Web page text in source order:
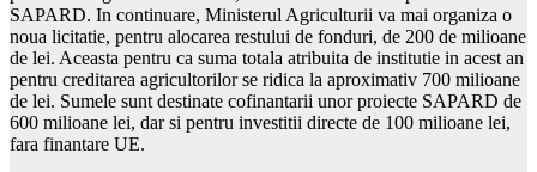
SAPARD. In continuare, Ministerul Agriculturii va mai organiza o
noua licitatie, pentru alocarea restului de fonduri, de 200 de milioane
de lei. Aceasta pentru ca suma totala atribuita de institutie in acest an
pentru creditarea agricultorilor se ridica la aproximativ 700 milioane
de lei. Sumele sunt destinate cofinantarii unor proiecte SAPARD de
600 milioane lei, dar si pentru investitii directe de 100 milioane lei,
fara finantare UE.